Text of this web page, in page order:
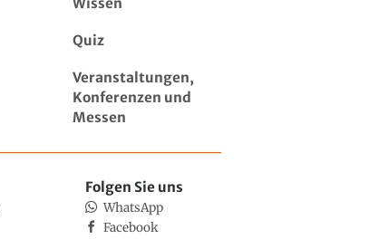
Quiz
Veranstaltungen,
Konferenzen und
Messen
Folgen Sie uns
WhatsApp
Facebook